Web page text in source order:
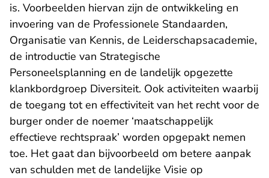
is. Voorbeelden hiervan zijn de ontwikkeling en
invoering van de Professionele Standaarden,
Organisatie van Kennis, de Leiderschapsacademie,
de introductie van Strategische
Personeelsplanning en de landelijk opgezette
klankbordgroep Diversiteit. Ook activiteiten waarbij
de toegang tot en effectiviteit van het recht voor de
burger onder de noemer ‘maatschappelijk
effectieve rechtspraak’ worden opgepakt nemen
toe. Het gaat dan bijvoorbeeld om betere aanpak
van schulden met de landelijke Visie op